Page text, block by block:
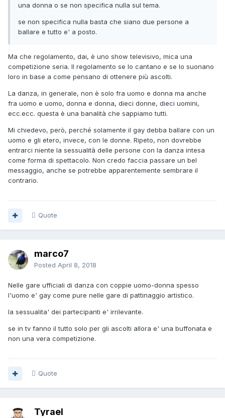
una donna o se non specifica nulla sul tema.
se non specifica nulla basta che siano due persone a
ballare e tutto e' a posto.
Ma che regolamento, dai, è uno show televisivo, mica una
competizione seria. Il regolamento se lo cantano e se lo suonano
loro in base a come pensano di ottenere più ascolti.
La danza, in generale, non è solo fra uomo e donna ma anche
fra uomo e uomo, donna e donna, dieci donne, dieci uomini,
ecc.ecc. questa è una banalità che sappiamo tutti.
Mi chiedevo, però, perché solamente il gay debba ballare con un
uomo e gli etero, invece, con le donne. Ripeto, non dovrebbe
entrarci niente la sessualità delle persone con la danza intesa
come forma di spettacolo. Non credo faccia passare un bel
messaggio, anche se potrebbe apparentemente sembrare il
contrario.
Quote
marco7
Posted April 8, 2018
Nelle gare ufficiali di danza con coppie uomo-donna spesso
l'uomo e' gay come pure nelle gare di pattinaggio artistico.
la sessualita' dei partecipanti e' irrilevante.
se in tv fanno il tutto solo per gli ascolti allora e' una buffonata e
non una vera competizione.
Quote
Tyrael